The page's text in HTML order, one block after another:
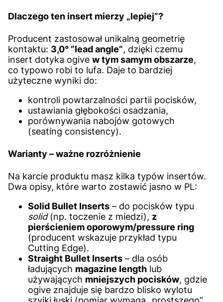
Dlaczego ten insert mierzy „lepiej”?
Producent zastosował unikalną geometrię
kontaktu: 3,0° “lead angle”, dzięki czemu
insert dotyka ogive w tym samym obszarze,
co typowo robi to lufa. Daje to bardziej
użyteczne wyniki do:
kontroli powtarzalności partii pocisków,
ustawiania głębokości osadzania,
porównywania nabojów gotowych
(seating consistency).
Warianty – ważne rozróżnienie
Na karcie produktu masz kilka typów insertów.
Dwa opisy, które warto zostawić jasno w PL:
Solid Bullet Inserts – do pocisków typu
solid(np. toczenie z miedzi), z
pierścieniem oporowym/pressure ring
(producent wskazuje przykład typu
Cutting Edge).
Straight Bullet Inserts – dla osób
ładujących magazine length lub
używających mniejszych pocisków, gdzie
ogive znajduje się bardzo blisko wylotu